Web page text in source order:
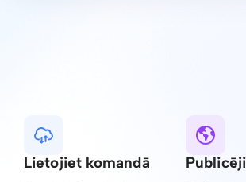
Lietojiet komandā